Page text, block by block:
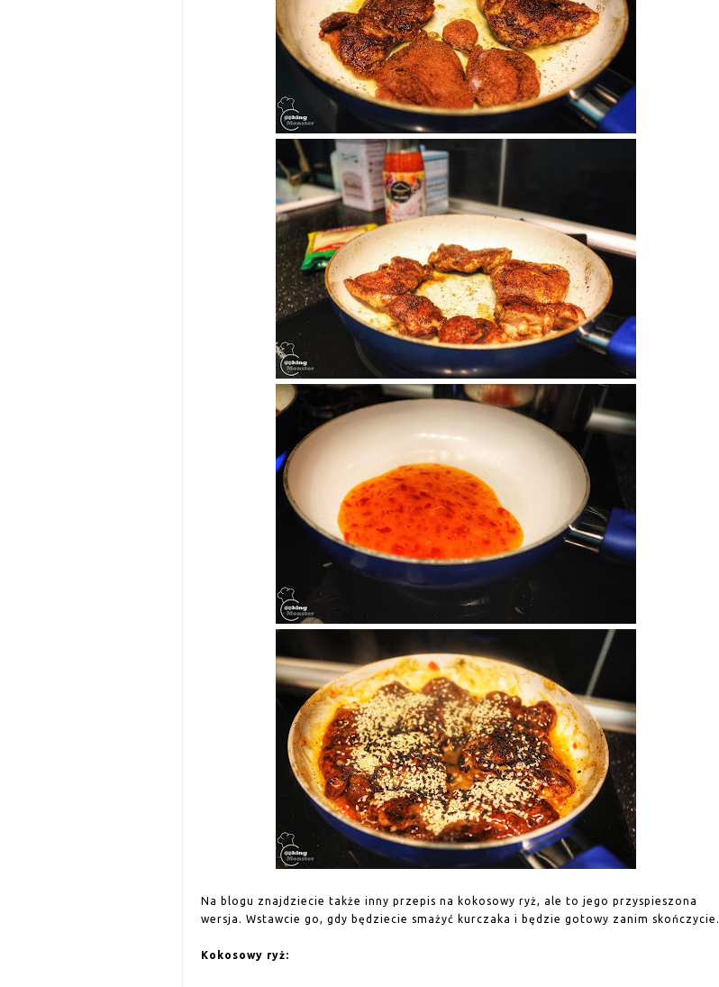
Na blogu znajdziecie także inny przepis na kokosowy ryż, ale to jego przyspieszona
wersja. Wstawcie go, gdy będziecie smażyć kurczaka i będzie gotowy zanim skończycie.
Kokosowy ryż: